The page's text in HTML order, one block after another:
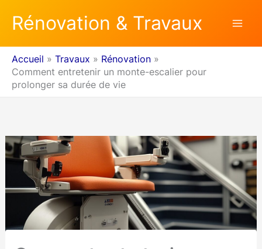
Rénovation & Travaux
Accueil Travaux
Rénovation
Comment entretenir un monte-escalier pour
prolonger sa durée de vie